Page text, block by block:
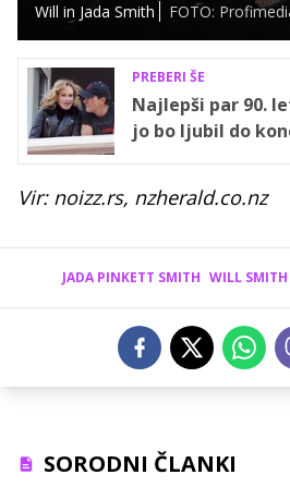
Will in Jada Smith FOTO:
PREBERI ŠE
Najlepši par 90.
jo bo ljubil do
Vir: noizz.rs, nzherald.co.nz
JADA PINKETT SMITH WILL SMITH
SORODNI ČLANKI